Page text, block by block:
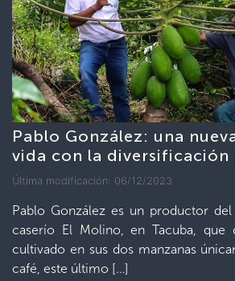
Pablo González: una
vida con la diversificación
Última modificación: 06/12/2023
Pablo González es un productor
caserío El Molino, en Tacuba, que
cultivado en sus dos manzanas
café, este último […]